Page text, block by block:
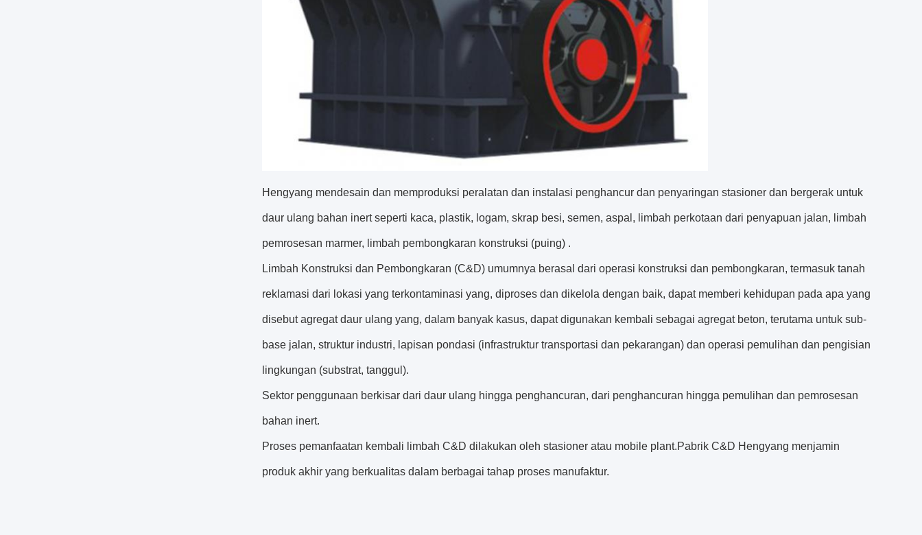
Hengyang mendesain dan memproduksi peralatan dan instalasi penghancur dan penyaringan stasioner dan bergerak untuk
daur ulang bahan inert seperti kaca, plastik, logam, skrap besi, semen, aspal, limbah perkotaan dari penyapuan jalan, limbah
pemrosesan marmer, limbah pembongkaran konstruksi (puing) .
Limbah Konstruksi dan Pembongkaran (C&D) umumnya berasal dari operasi konstruksi dan pembongkaran, termasuk tanah
reklamasi dari lokasi yang terkontaminasi yang, diproses dan dikelola dengan baik, dapat memberi kehidupan pada apa yang
disebut agregat daur ulang yang, dalam banyak kasus, dapat digunakan kembali sebagai agregat beton, terutama untuk sub-
base jalan, struktur industri, lapisan pondasi (infrastruktur transportasi dan pekarangan) dan operasi pemulihan dan pengisian
lingkungan (substrat, tanggul).
Sektor penggunaan berkisar dari daur ulang hingga penghancuran, dari penghancuran hingga pemulihan dan pemrosesan
bahan inert.
Proses pemanfaatan kembali limbah C&D dilakukan oleh stasioner atau mobile plant.Pabrik C&D Hengyang menjamin
produk akhir yang berkualitas dalam berbagai tahap proses manufaktur.